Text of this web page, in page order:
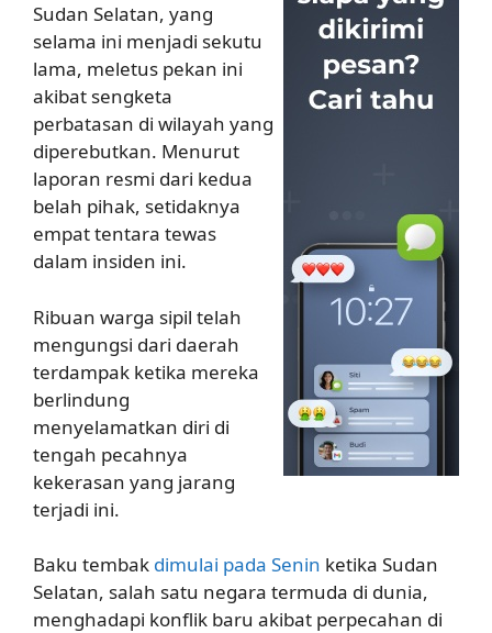
Sudan Selatan, yang
selama ini menjadi sekutu
lama, meletus pekan ini
akibat sengketa
perbatasan di wilayah yang
diperebutkan. Menurut
laporan resmi dari kedua
belah pihak, setidaknya
empat tentara tewas
dalam insiden ini.
Ribuan warga sipil telah
mengungsi dari daerah
terdampak ketika mereka
berlindung
menyelamatkan diri di
tengah pecahnya
kekerasan yang jarang
terjadi ini.
Baku tembak dimulai pada Senin ketika Sudan
Selatan, salah satu negara termuda di dunia,
menghadapi konflik baru akibat perpecahan di